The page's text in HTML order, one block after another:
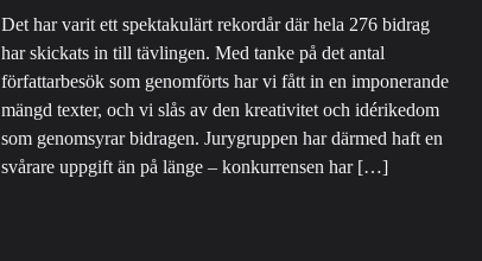
Det har varit ett spektakulärt rekordår där hela 276 bidrag
har skickats in till tävlingen. Med tanke på det antal
författarbesök som genomförts har vi fått in en imponerande
mängd texter, och vi slås av den kreativitet och idérikedom
som genomsyrar bidragen. Jurygruppen har därmed haft en
svårare uppgift än på länge – konkurrensen har […]